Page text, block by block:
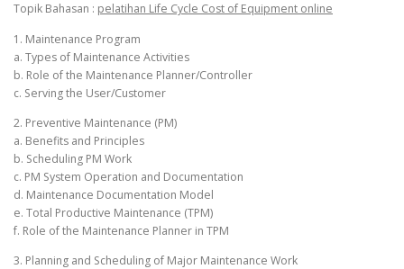
Topik Bahasan : pelatihan Life Cycle Cost of Equipment online
1. Maintenance Program
a. Types of Maintenance Activities
b. Role of the Maintenance Planner/Controller
c. Serving the User/Customer
2. Preventive Maintenance (PM)
a. Benefits and Principles
b. Scheduling PM Work
c. PM System Operation and Documentation
d. Maintenance Documentation Model
e. Total Productive Maintenance (TPM)
f. Role of the Maintenance Planner in TPM
3. Planning and Scheduling of Major Maintenance Work